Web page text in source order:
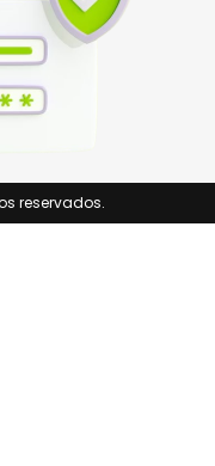
reservados.